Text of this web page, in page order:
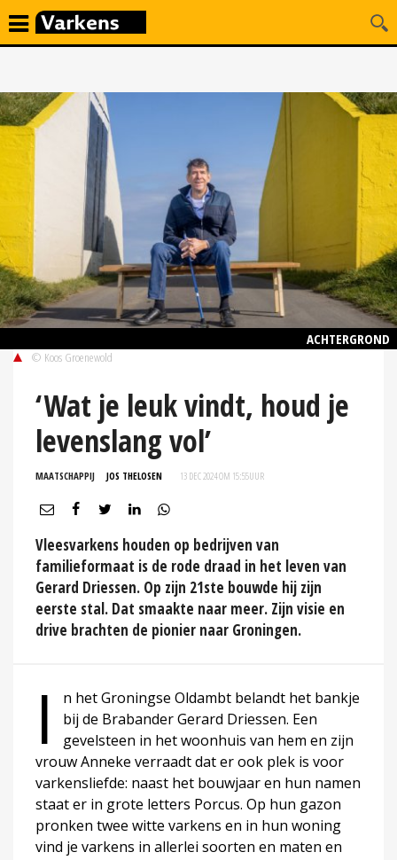
ACHTERGROND
© Koos Groenewold
‘Wat je leuk vindt, houd je
levenslang vol’
MAATSCHAPPIJ JOS THELOSEN 13 DEC 2024 OM 15:55UUR
Vleesvarkens houden op bedrijven van
familieformaat is de rode draad in het leven van
Gerard Driessen. Op zijn 21ste bouwde hij zijn
eerste stal. Dat smaakte naar meer. Zijn visie en
drive brachten de pionier naar Groningen.
I
n het Groningse Oldambt belandt het bankje
bij de Brabander Gerard Driessen. Een
gevelsteen in het woonhuis van hem en zijn
vrouw Anneke verraadt dat er ook plek is voor
varkensliefde: naast het bouwjaar en hun namen
staat er in grote letters Porcus. Op hun gazon
pronken twee witte varkens en in hun woning
vind je varkens in allerlei soorten en maten en